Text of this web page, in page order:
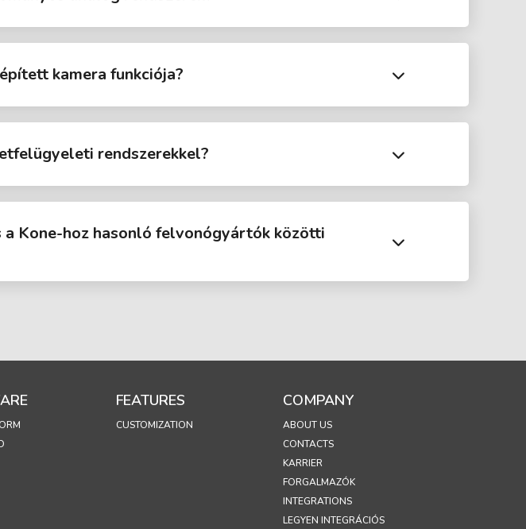
kamera funkciója?
rendszerekkel?
Kone-hoz hasonló felvonógyártók közötti
FEATURES
CUSTOMIZATION
COMPANY
ABOUT US
CONTACTS
KARRIER
FORGALMAZÓK
INTEGRATIONS
LEGYEN INTEGRÁCIÓS